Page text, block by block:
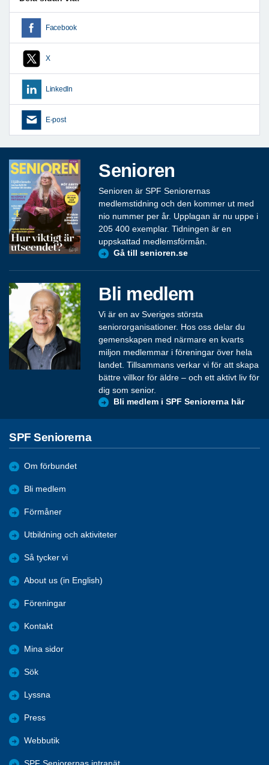
Facebook
X
LinkedIn
E-post
Senioren
Senioren är SPF Seniorernas
medlemstidning och den kommer ut med
nio nummer per år. Upplagan är nu uppe i
205 400 exemplar. Tidningen är en
uppskattad medlemsförmån.
Gå till senioren.se
Bli medlem
Vi är en av Sveriges största
seniororganisationer. Hos oss delar du
gemenskapen med närmare en kvarts
miljon medlemmar i föreningar över hela
landet. Tillsammans verkar vi för att skapa
bättre villkor för äldre – och ett aktivt liv för
dig som senior.
Bli medlem i SPF Seniorerna här
SPF Seniorerna
Om förbundet
Bli medlem
Förmåner
Utbildning och aktiviteter
Så tycker vi
About us (in English)
Föreningar
Kontakt
Mina sidor
Sök
Lyssna
Press
Webbutik